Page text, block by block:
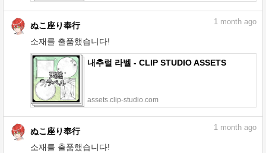
ぬこ座り奉行
소재를 출품했습니다!
1 month ago
내추럴 라벨 - CLIP STUDIO ASSETS
assets.clip-studio.com
ぬこ座り奉行
소재를 출품했습니다!
1 month ago